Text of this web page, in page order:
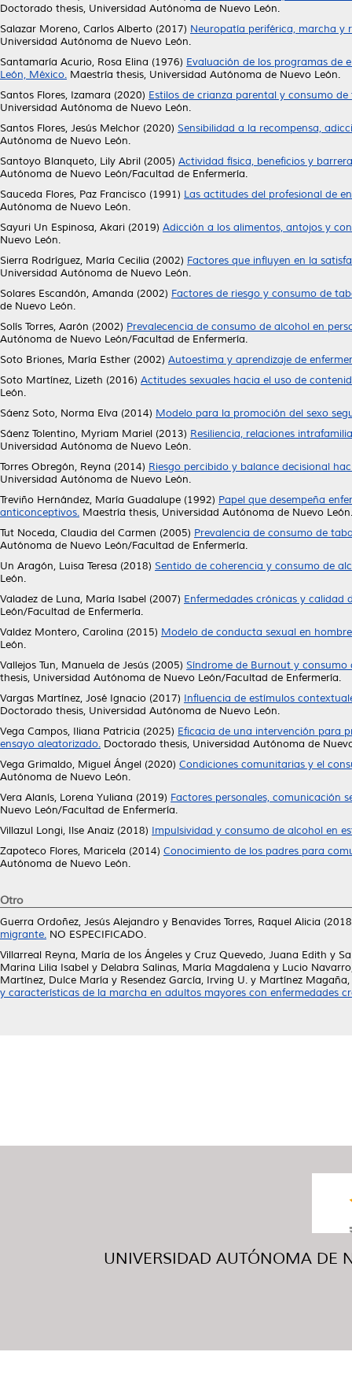
Doctorado thesis, Universidad Autónoma de Nuevo León.
Salazar Moreno, Carlos Alberto (2017) Neuropatía periférica, marcha y
Universidad Autónoma de Nuevo León.
Santamaría Acurio, Rosa Elina (1976) Evaluación de los programas de
León, México. Maestría thesis, Universidad Autónoma de Nuevo León.
Santos Flores, Izamara (2020) Estilos de crianza parental y consumo
Universidad Autónoma de Nuevo León.
Santos Flores, Jesús Melchor (2020) Sensibilidad a la recompensa,
Autónoma de Nuevo León.
Santoyo Blanqueto, Lily Abril (2005) Actividad física, beneficios y
Autónoma de Nuevo León/Facultad de Enfermería.
Sauceda Flores, Paz Francisco (1991) Las actitudes del profesional de
Autónoma de Nuevo León.
Sayuri Un Espinosa, Akari (2019) Adicción a los alimentos, antojos y
Nuevo León.
Sierra Rodríguez, María Cecilia (2002) Factores que influyen en la
Universidad Autónoma de Nuevo León.
Solares Escandón, Amanda (2002) Factores de riesgo y consumo de
de Nuevo León.
Solís Torres, Aarón (2002) Prevalecencia de consumo de alcohol en
Autónoma de Nuevo León/Facultad de Enfermería.
Soto Briones, María Esther (2002) Autoestima y aprendizaje de
Soto Martínez, Lizeth (2016) Actitudes sexuales hacia el uso de
León.
Sáenz Soto, Norma Elva (2014) Modelo para la promoción del sexo
Sáenz Tolentino, Myriam Mariel (2013) Resiliencia, relaciones
Universidad Autónoma de Nuevo León.
Torres Obregón, Reyna (2014) Riesgo percibido y balance decisional
Universidad Autónoma de Nuevo León.
Treviño Hernández, María Guadalupe (1992) Papel que desempeña
anticonceptivos. Maestría thesis, Universidad Autónoma de Nuevo León.
Tut Noceda, Claudia del Carmen (2005) Prevalencia de consumo de
Autónoma de Nuevo León/Facultad de Enfermería.
Un Aragón, Luisa Teresa (2018) Sentido de coherencia y consumo de
León.
Valadez de Luna, María Isabel (2007) Enfermedades crónicas y calidad
León/Facultad de Enfermería.
Valdez Montero, Carolina (2015) Modelo de conducta sexual en
León.
Vallejos Tun, Manuela de Jesús (2005) Síndrome de Burnout y
thesis, Universidad Autónoma de Nuevo León/Facultad de Enfermería.
Vargas Martínez, José Ignacio (2017) Influencia de estímulos
Doctorado thesis, Universidad Autónoma de Nuevo León.
Vega Campos, Iliana Patricia (2025) Eficacia de una intervención para
ensayo aleatorizado. Doctorado thesis, Universidad Autónoma de
Vega Grimaldo, Miguel Ángel (2020) Condiciones comunitarias y el
Autónoma de Nuevo León.
Vera Alanís, Lorena Yuliana (2019) Factores personales, comunicación
Nuevo León/Facultad de Enfermería.
Villazul Longi, Ilse Anaiz (2018) Impulsividad y consumo de alcohol en
Zapoteco Flores, Maricela (2014) Conocimiento de los padres para
Autónoma de Nuevo León.
Otro
Guerra Ordoñez, Jesús Alejandro y Benavides Torres, Raquel Alicia
migrante. NO ESPECIFICADO.
Villarreal Reyna, María de los Ángeles y Cruz Quevedo, Juana Edith y
Marina Lilia Isabel y Delabra Salinas, María Magdalena y Lucio
Martínez, Dulce María y Resendez García, Irving U. y Martínez Magaña,
y características de la marcha en adultos mayores con enfermedades
UNIVERSIDAD AUTÓNOMA DE